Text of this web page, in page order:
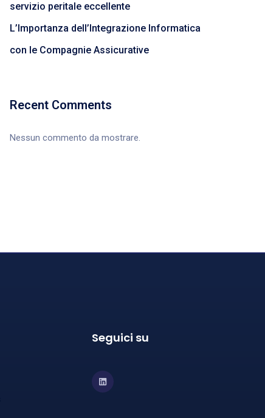
servizio peritale eccellente
L’Importanza dell’Integrazione Informatica
con le Compagnie Assicurative
Recent Comments
Nessun commento da mostrare.
Seguici su